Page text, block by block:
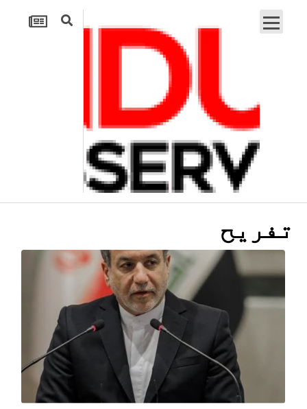
تفریح